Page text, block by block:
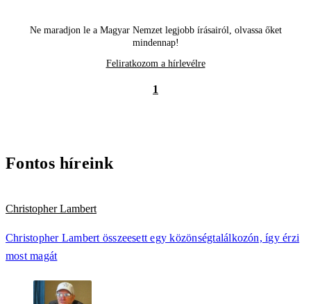
Ne maradjon le a Magyar Nemzet legjobb írásairól, olvassa őket
mindennap!
Feliratkozom a hírlevélre
1
Fontos híreink
Christopher Lambert
Christopher Lambert összeesett egy közönségtalálkozón, így érzi
most magát